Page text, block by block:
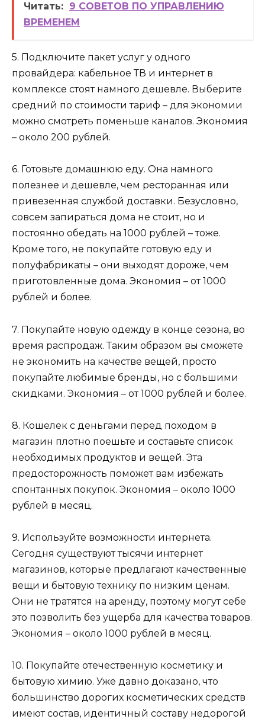
Читать: 9 СОВЕТОВ ПО УПРАВЛЕНИЮ
ВРЕМЕНЕМ
5. Подключите пакет услуг у одного
провайдера: кабельное ТВ и интернет в
комплексе стоят намного дешевле. Выберите
средний по стоимости тариф – для экономии
можно смотреть поменьше каналов. Экономия
– около 200 рублей.
6. Готовьте домашнюю еду. Она намного
полезнее и дешевле, чем ресторанная или
привезенная службой доставки. Безусловно,
совсем запираться дома не стоит, но и
постоянно обедать на 1000 рублей – тоже.
Кроме того, не покупайте готовую еду и
полуфабрикаты – они выходят дороже, чем
приготовленные дома. Экономия – от 1000
рублей и более.
7. Покупайте новую одежду в конце сезона, во
время распродаж. Таким образом вы сможете
не экономить на качестве вещей, просто
покупайте любимые бренды, но с большими
скидками. Экономия – от 1000 рублей и более.
8. Кошелек с деньгами перед походом в
магазин плотно поешьте и составьте список
необходимых продуктов и вещей. Эта
предосторожность поможет вам избежать
спонтанных покупок. Экономия – около 1000
рублей в месяц.
9. Используйте возможности интернета.
Сегодня существуют тысячи интернет
магазинов, которые предлагают качественные
вещи и бытовую технику по низким ценам.
Они не тратятся на аренду, поэтому могут себе
это позволить без ущерба для качества товаров.
Экономия – около 1000 рублей в месяц.
10. Покупайте отечественную косметику и
бытовую химию. Уже давно доказано, что
большинство дорогих косметических средств
имеют состав, идентичный составу недорогой